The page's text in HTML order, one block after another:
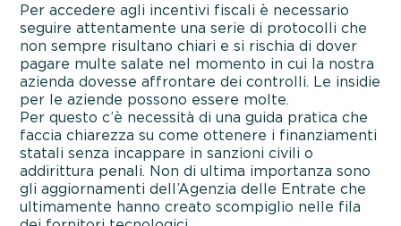
Per accedere agli incentivi fiscali è necessario
seguire attentamente una serie di protocolli che
non sempre risultano chiari e si rischia di dover
pagare multe salate nel momento in cui la nostra
azienda dovesse affrontare dei controlli. Le insidie
per le aziende possono essere molte.
Per questo c’è necessità di una guida pratica che
faccia chiarezza su come ottenere i finanziamenti
statali senza incappare in sanzioni civili o
addirittura penali. Non di ultima importanza sono
gli aggiornamenti dell’Agenzia delle Entrate che
ultimamente hanno creato scompiglio nelle fila